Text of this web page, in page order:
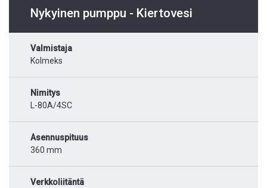
Nykyinen pumppu - Kiertovesi
Valmistaja
Kolmeks
Nimitys
L-80A/4SC
Asennuspituus
360 mm
Verkkoliitäntä